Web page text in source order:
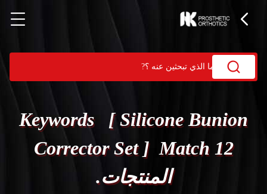
Keywords [ Silicone Bunion
Corrector Set ] Match 12
المنتجات.